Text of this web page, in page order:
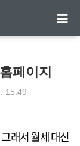
페이지
15:49
래서 월세 대신